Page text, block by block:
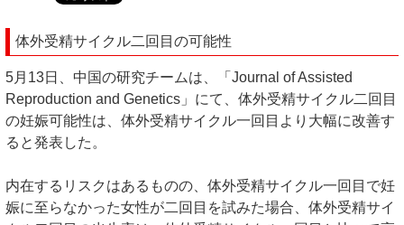
体外受精サイクル二回目の可能性
5月13日、中国の研究チームは、「Journal of Assisted
Reproduction and Genetics」にて、体外受精サイクル二回目
の妊娠可能性は、体外受精サイクル一回目より大幅に改善す
ると発表した。
内在するリスクはあるものの、体外受精サイクル一回目で妊
娠に至らなかった女性が二回目を試みた場合、体外受精サイ